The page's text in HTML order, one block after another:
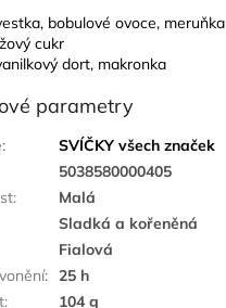
bobulové ovoce, meruňka
cukr
dort, makronka
parametry
:
SVÍČKY všech značek
5038580000405
:
Malá
Sladká a kořeněná
Fialová
: 25 h
:
104 g